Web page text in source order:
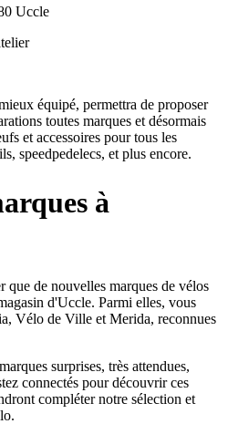
Uccle
équipé, permettra de proposer
toutes marques et désormais
et accessoires pour tous les
speedpedelecs, et plus encore.
à
que de nouvelles marques de vélos
d'Uccle. Parmi elles, vous
, Vélo de Ville et Merida, reconnues
surprises, très attendues,
connectés pour découvrir ces
compléter notre sélection et